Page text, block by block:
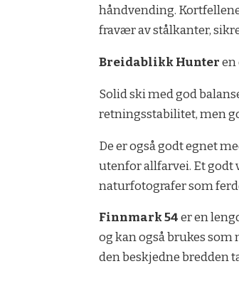
håndvending.
fravær av stålkanter,
Breidablikk Hunteren
Solid ski med god
retningsstabilitet, men
De er også godt egnet
utenfor allfarvei. Et godt
naturfotografer som
Finnmark 54er en
og kan også brukes
den beskjedne bredden